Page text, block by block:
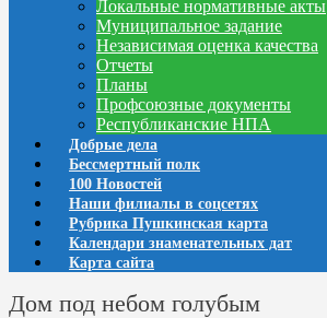
Локальные нормативные акты
Муниципальное задание
Независимая оценка качества
Отчеты
Планы
Профсоюзные документы
Республиканские НПА
Добрые дела
Бессмертный полк
100 Новостей
Наши филиалы в соцсетях
Рубрика Пушкинская карта
Календари знаменательных дат
Карта сайта
Дом под небом голубым